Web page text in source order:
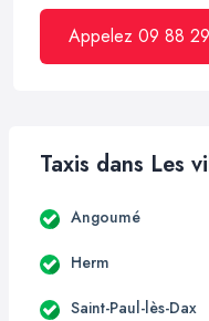
Appelez 09 88
Taxis dans Les
Angoumé
Herm
Saint-Paul-lès-Dax